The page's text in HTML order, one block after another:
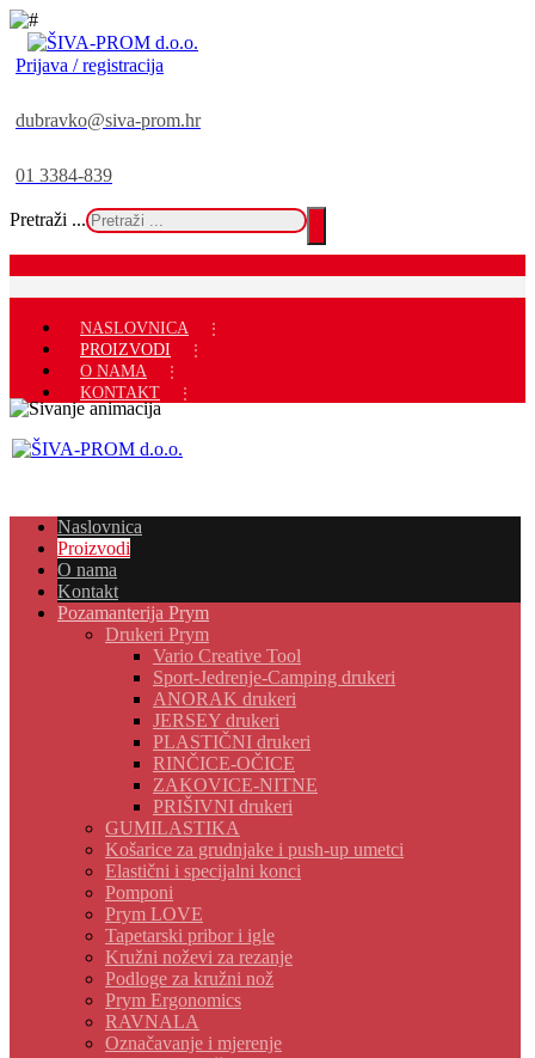
Prijava / registracija
dubravko@siva-prom.hr
01 3384-839
Pretraži ...
NASLOVNICA
PROIZVODI
O NAMA
KONTAKT
Naslovnica
Proizvodi
O nama
Kontakt
Pozamanterija Prym
Drukeri Prym
Vario Creative Tool
Sport-Jedrenje-Camping drukeri
ANORAK drukeri
JERSEY drukeri
PLASTIČNI drukeri
RINČICE-OČICE
ZAKOVICE-NITNE
PRIŠIVNI drukeri
GUMILASTIKA
Košarice za grudnjake i push-up umetci
Elastični i specijalni konci
Pomponi
Prym LOVE
Tapetarski pribor i igle
Kružni noževi za rezanje
Podloge za kružni nož
Prym Ergonomics
RAVNALA
Označavanje i mjerenje